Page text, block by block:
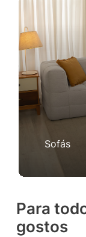
Sofás
Para
gostos